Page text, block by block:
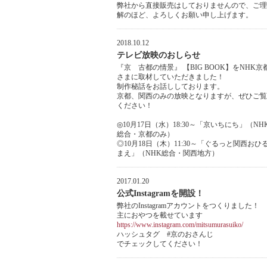
弊社から直接販売はしておりませんので、ご理
解のほど、よろしくお願い申し上げます。
2018.10.12
テレビ放映のおしらせ
『京 古都の情景』 【BIG BOOK】をNHK京
さまに取材していただきました！
制作秘話をお話ししております。
京都、関西のみの放映となりますが、ぜひご覧
ください！
◎10月17日（水）18:30～「京いちにち」（
総合・京都のみ）
◎10月18日（木）11:30～「ぐるっと関西おひ
まえ」（NHK総合・関西地方）
2017.01.20
公式Instagramを開設！
弊社のInstagramアカウントをつくりました！
主におやつを載せています
https://www.instagram.com/mitsumurasuiko/
ハッシュタグ #京のおさんじ
でチェックしてください！